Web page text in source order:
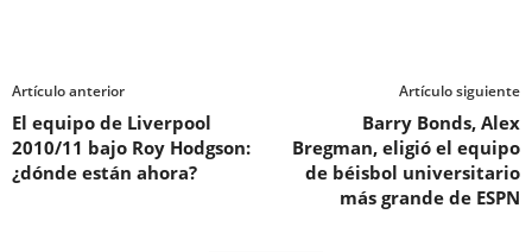
Artículo anterior
El equipo de Liverpool
2010/11 bajo Roy Hodgson:
¿dónde están ahora?
Artículo siguiente
Barry Bonds, Alex
Bregman, eligió el equipo
de béisbol universitario
más grande de ESPN